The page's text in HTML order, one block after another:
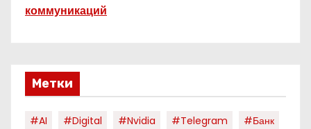
коммуникаций
Метки
#AI #digital #nvidia #telegram
#банк